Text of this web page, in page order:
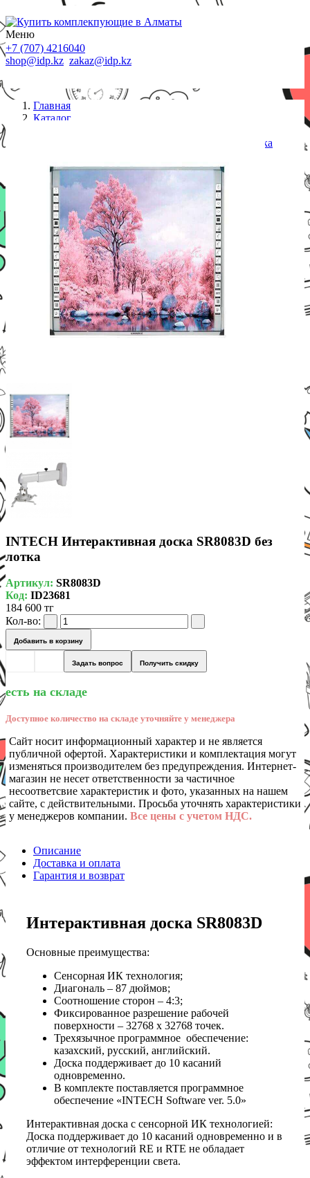
Меню
+7 (707) 4216040
shop@idp.kz zakaz@idp.kz
Главная
Каталог
INTECH Интерактивная доска SR8083D без лотка
INTECH Интерактивная доска SR8083D без
лотка
Артикул: SR8083D
Код: ID23681
184 600 тг
Кол-во:
Добавить в корзину
Задать вопрос Получить скидку
есть на складе
Доступное количество на складе уточняйте у менеджера
Сайт носит информационный характер и не является
публичной офертой. Характеристики и комплектация могут
изменяться производителем без предупреждения. Интернет-
магазин не несет ответственности за частичное
несоответсвие характеристик и фото, указанных на нашем
сайте, с действительными. Просьба уточнять характеристики
у менеджеров компании. Все цены с учетом НДС.
Описание
Доставка и оплата
Гарантия и возврат
Интерактивная доска SR8083D
Основные преимущества:
Сенсорная ИК технология;
Диагональ – 87 дюймов;
Соотношение сторон – 4:3;
Фиксированное разрешение рабочей
поверхности – 32768 х 32768 точек.
Трехязычное программное обеспечение:
казахский, русский, английский.
Доска поддерживает до 10 касаний
одновременно.
В комплекте поставляется программное
обеспечение «INTECH Software ver. 5.0»
Интерактивная доска с сенсорной ИК технологией:
Доска поддерживает до 10 касаний одновременно и в
отличие от технологий RE и RTE не обладает
эффектом интерференции света.